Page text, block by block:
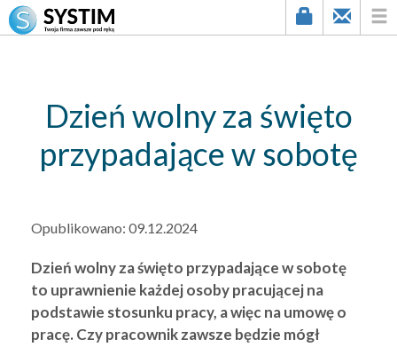
string(3) "413"
Dzień wolny za święto
przypadające w sobotę
Opublikowano: 09.12.2024
Dzień wolny za święto przypadające w sobotę
to uprawnienie każdej osoby pracującej na
podstawie stosunku pracy, a więc na umowę o
pracę. Czy pracownik zawsze będzie mógł